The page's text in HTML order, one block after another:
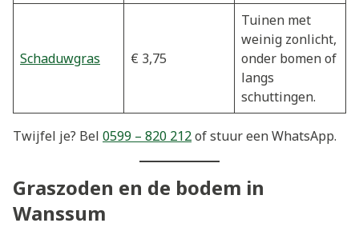
Schaduwgras € 3,75
Tuinen met
weinig zonlicht,
onder bomen of
langs
schuttingen.
Twijfel je? Bel 0599 – 820 212of stuur een WhatsApp.
Graszoden en de bodem in
Wanssum